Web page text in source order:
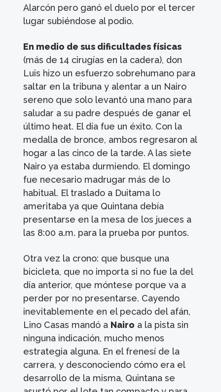
Alarcón pero ganó el duelo por el tercer
lugar subiéndose al podio.
En medio de sus dificultades físicas
(más de 14 cirugías en la cadera), don
Luis hizo un esfuerzo sobrehumano para
saltar en la tribuna y alentar a un Nairo
sereno que solo levantó una mano para
saludar a su padre después de ganar el
último heat. El día fue un éxito. Con la
medalla de bronce, ambos regresaron al
hogar a las cinco de la tarde. A las siete
Nairo ya estaba durmiendo. El domingo
fue necesario madrugar más de lo
habitual. El traslado a Duitama lo
ameritaba ya que Quintana debía
presentarse en la mesa de los jueces a
las 8:00 a.m. para la prueba por puntos.
Otra vez la crono: que busque una
bicicleta, que no importa si no fue la del
día anterior, que móntese porque va a
perder por no presentarse. Cayendo
inevitablemente en el pecado del afán,
Lino Casas mandó a Nairo a la pista sin
ninguna indicación, mucho menos
estrategia alguna. En el frenesí de la
carrera, y desconociendo cómo era el
desarrollo de la misma, Quintana se